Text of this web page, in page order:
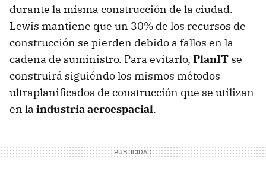
durante la misma construcción de la ciudad.
Lewis mantiene que un 30% de los recursos de
construcción se pierden debido a fallos en la
cadena de suministro. Para evitarlo, PlanIT se
construirá siguiéndo los mismos métodos
ultraplanificados de construcción que se utilizan
en la industria aeroespacial.